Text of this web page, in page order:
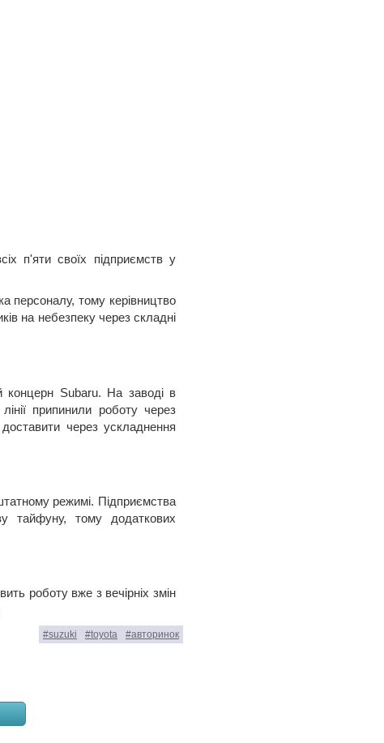
п'яти своїх підприємств у
персоналу, тому керівництво
на небезпеку через складні
концерн Subaru. На заводі в
припинили роботу через
через ускладнення
режимі. Підприємства
тайфуну, тому додаткових
роботу вже з вечірніх змін
#suzuki #toyota #авторинок